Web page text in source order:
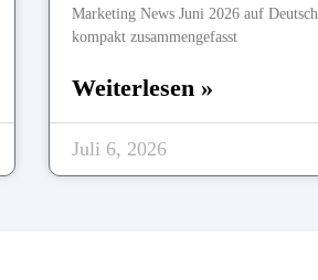
Marketing News Juni 2026 auf Deutsch
kompakt zusammengefasst
Weiterlesen »
Juli 6, 2026